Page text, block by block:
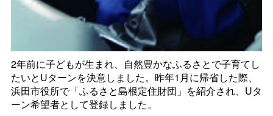
2年前に子どもが生まれ、自然豊かなふるさとで子育てし
たいとUターンを決意しました。昨年1月に帰省した際、
浜田市役所で「ふるさと島根定住財団」を紹介され、Uタ
ーン希望者として登録しました。